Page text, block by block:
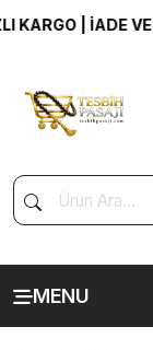
| İADE VE
MENU